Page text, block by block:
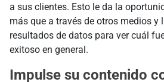
a sus clientes. Esto le da la
más que a través de otros medios y
resultados de datos para ver cuál
exitoso en general.
Impulse su contenido